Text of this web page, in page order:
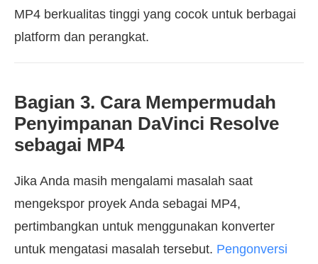
MP4 berkualitas tinggi yang cocok untuk berbagai
platform dan perangkat.
Bagian 3. Cara Mempermudah
Penyimpanan DaVinci Resolve
sebagai MP4
Jika Anda masih mengalami masalah saat
mengekspor proyek Anda sebagai MP4,
pertimbangkan untuk menggunakan konverter
untuk mengatasi masalah tersebut. Pengonversi